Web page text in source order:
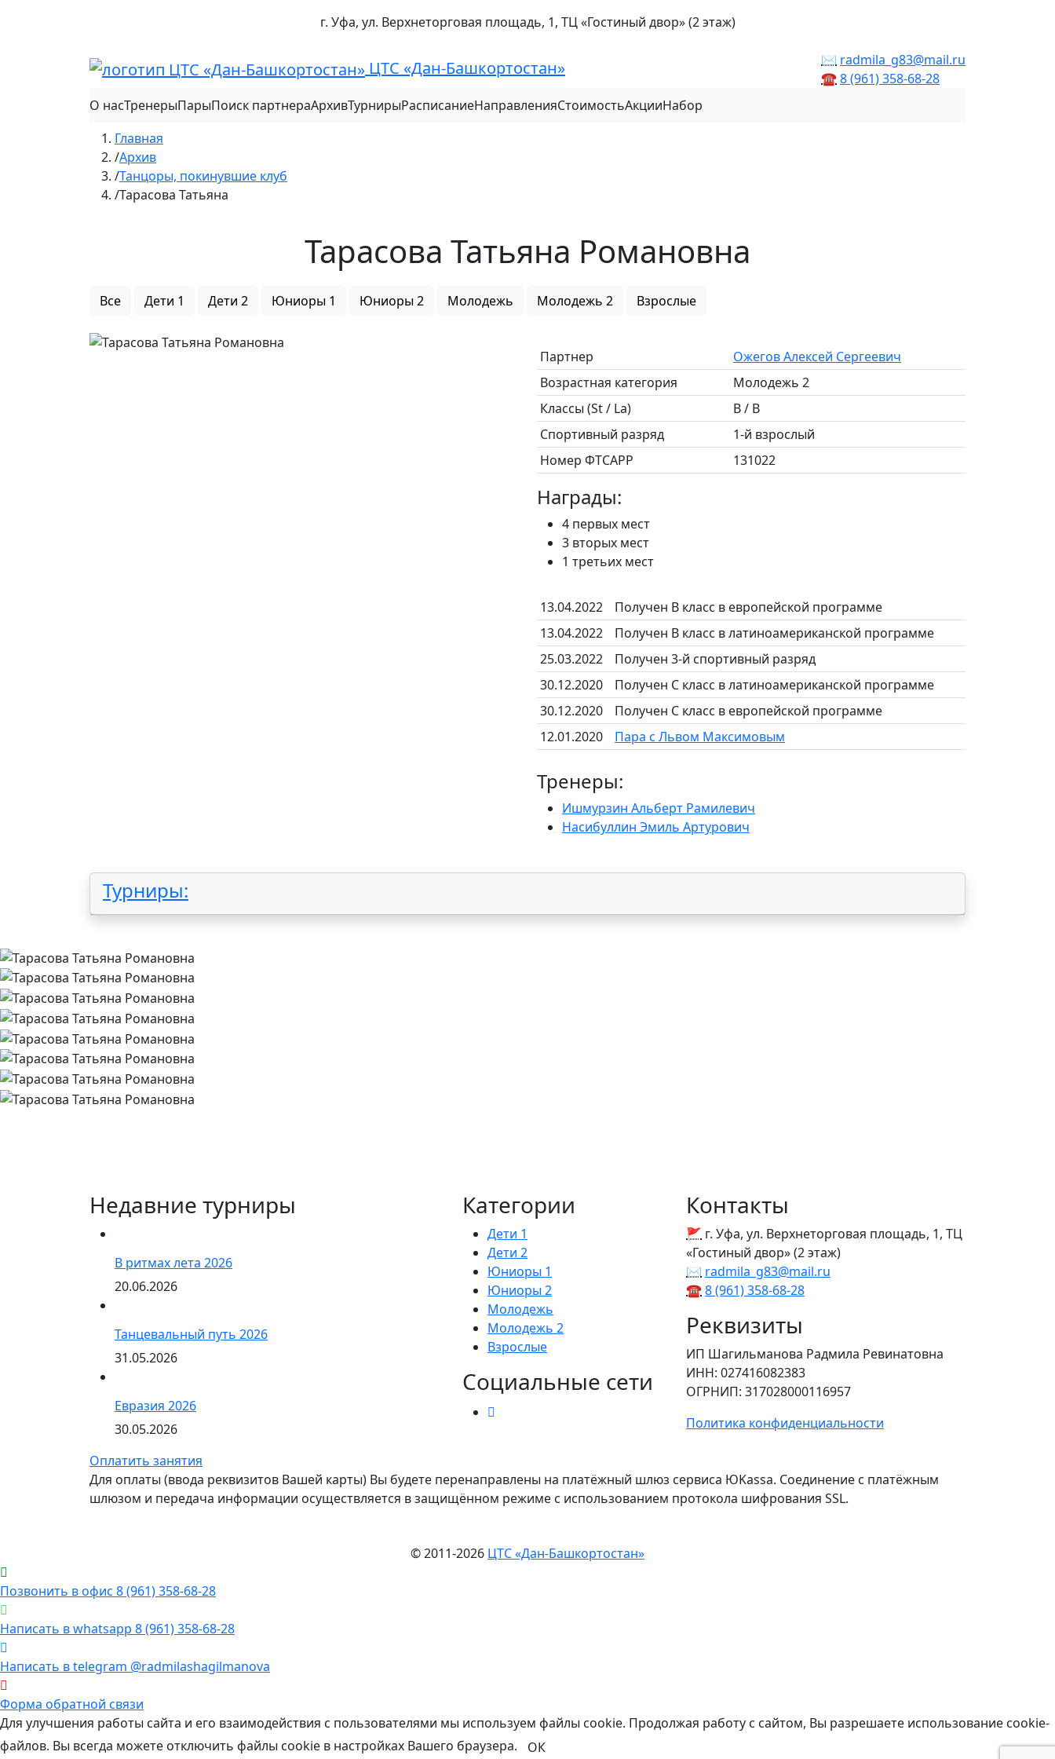
г. Уфа, ул. Верхнеторговая площадь, 1, ТЦ «Гостиный двор» (2 этаж)
ЦТС «Дан-Башкортостан» ✉ radmila_g83@mail.ru
☎8 (961) 358‑68‑28
О насТренерыПарыПоиск партнераАрхивТурнирыРасписаниеНаправленияСтоимостьАкцииНабор
Главная
Архив
Танцоры, покинувшие клуб
Тарасова Татьяна
Тарасова Татьяна Романовна
Все Дети 1 Дети 2 Юниоры 1 Юниоры 2 Молодежь Молодежь 2 Взрослые
Партнер
Ожегов Алексей Сергеевич
Возрастная категория
Молодежь 2
Классы (St / La)
B / B
Спортивный разряд
1-й взрослый
Номер ФТСАРР
131022
Награды:
4 первых мест
3 вторых мест
1 третьих мест
13.04.2022
Получен B класс в европейской программе
13.04.2022
Получен B класс в латиноамериканской программе
25.03.2022
Получен 3-й спортивный разряд
30.12.2020
Получен C класс в латиноамериканской программе
30.12.2020
Получен C класс в европейской программе
12.01.2020
Пара с Львом Максимовым
Тренеры:
Ишмурзин Альберт Рамилевич
Насибуллин Эмиль Артурович
Турниры:
Недавние турниры
В ритмах лета 2026
20.06.2026
Танцевальный путь 2026
31.05.2026
Евразия 2026
30.05.2026
Категории
Дети 1
Дети 2
Юниоры 1
Юниоры 2
Молодежь
Молодежь 2
Взрослые
Социальные сети
Контакты
🚩 г. Уфа, ул. Верхнеторговая площадь, 1, ТЦ
«Гостиный двор» (2 этаж)
✉ radmila_g83@mail.ru
☎8 (961) 358‑68‑28
Реквизиты
ИП Шагильманова Радмила Ревинатовна
ИНН: 027416082383
ОГРНИП: 317028000116957
Политика конфиденциальности
Оплатить занятия
Для оплаты (ввода реквизитов Вашей карты) Вы будете перенаправлены на платёжный шлюз сервиса ЮKassa. Соединение с платёжным
шлюзом и передача информации осуществляется в защищённом режиме с использованием протокола шифрования SSL.
© 2011-2026 ЦТС «Дан-Башкортостан»
Позвонить в офис 8 (961) 358‑68‑28
Написать в whatsapp 8 (961) 358‑68‑28
Написать в telegram @radmilashagilmanova
Форма обратной связи
Для улучшения работы сайта и его взаимодействия с пользователями мы используем файлы cookie. Продолжая работу с сайтом, Вы разрешаете использование cookie-
файлов. Вы всегда можете отключить файлы cookie в настройках Вашего браузера.
ОК